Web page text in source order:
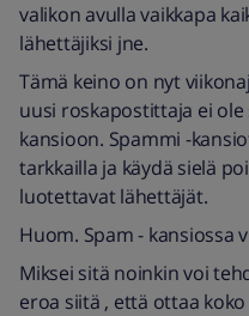
valikon avulla vaikkapa
lähettäjiksi jne.
Tämä keino on nyt
uusi roskapostittaja ei
kansioon. Spammi -
tarkkailla ja käydä sielä
luotettavat lähettäjät.
Huom. Spam - kansiossa
Miksei sitä noinkin voi
eroa siitä , että ottaa